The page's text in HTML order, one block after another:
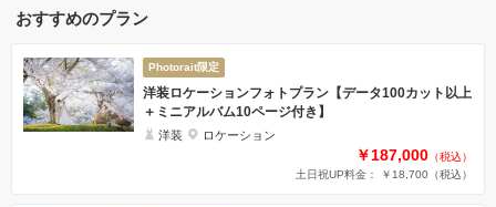
おすすめのプラン
Photorait限定
洋装ロケーションフォトプラン【データ100カット以上
＋ミニアルバム10ページ付き】
洋装 ロケーション
￥187,000 （税込）
土日祝UP料金： ￥18,700 （税込）